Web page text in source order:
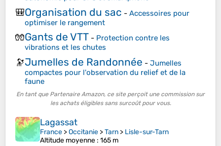
🎒Organisation du sac - Accessoires pour
optimiser le rangement
🧤Gants de VTT - Protection contre les
vibrations et les chutes
🔭Jumelles de Randonnée - Jumelles
compactes pour l'observation du relief et de la
faune
En tant que Partenaire Amazon, ce site perçoit une commission sur
les achats éligibles sans surcoût pour vous.
Lagassat
France >Occitanie >Tarn > Lisle-sur-Tarn
Altitude moyenne : 165 m